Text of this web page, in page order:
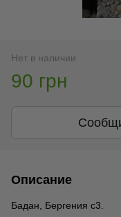
Нет в наличии
90 грн
Описание
Бадан, Бергения с3.